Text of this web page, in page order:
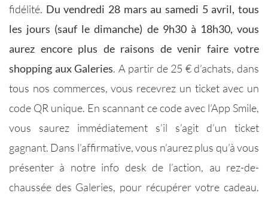
fidélité. Du vendredi 28 mars au samedi 5 avril, tous
les jours (sauf le dimanche) de 9h30 à 18h30, vous
aurez encore plus de raisons de venir faire votre
shopping aux Galeries. A partir de 25 € d’achats, dans
tous nos commerces, vous recevrez un ticket avec un
code QR unique. En scannant ce code avec l’App Smile,
vous saurez immédiatement s’il s’agit d’un ticket
gagnant. Dans l’affirmative, vous n’aurez plus qu’à vous
présenter à notre info desk de l’action, au rez-de-
chaussée des Galeries, pour récupérer votre cadeau.